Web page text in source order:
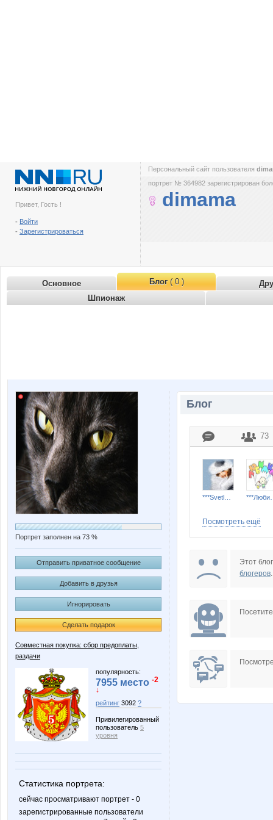
Привет, Гость !
- Войти
- Зарегистрироваться
Персональный сайт пользователя
портрет № 364982 зарегистрирован
dimama
Основное Блог( 0 )
Шпионаж
Портрет заполнен на 73 %
Отправить приватное сообщение
Добавить в друзья
Игнорировать
Сделать подарок
Совместная покупка: сбор предоплаты,
раздачи
популярность:
7955 место -2
↓
рейтинг 3092 ?
Привилегированный
пользователь 5
уровня
Статистика портрета:
сейчас просматривают портрет - 0
зарегистрированные пользователи
Блог
73
BlonMi
Fifo25 Holika
Посмотреть ещё
Этот
блогеров.